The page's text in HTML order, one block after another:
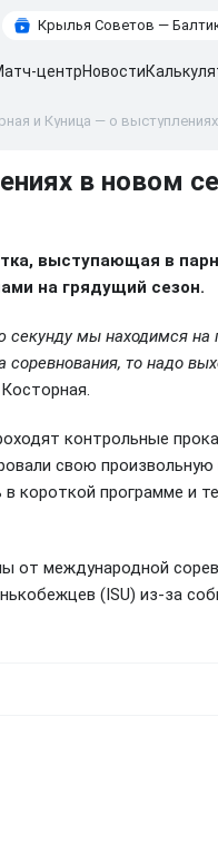
Крылья Советов —
центрНовости
и Куница — о
в новом
выступающая в
на грядущий сезон.
мы находимся на
то надо
контрольные
свою произвольную
короткой программе и
от международной
(ISU) из-за